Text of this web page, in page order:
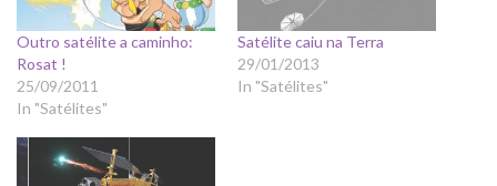
Outro satélite a caminho:
Rosat !
25/09/2011
In "Satélites"
Satélite caiu na Terra
29/01/2013
In "Satélites"